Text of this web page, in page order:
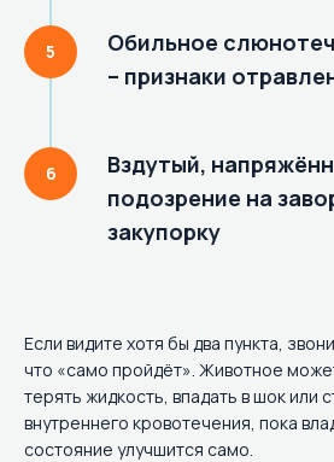
Обильное
– признаки
Вздутый,
подозрение на
закупорку
Если видите хотя бы два пункта,
что «само пройдёт». Животное
терять жидкость, впадать в шок или
внутреннего кровотечения, пока
состояние улучшится само.